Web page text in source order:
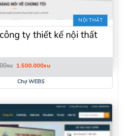
NỘI THẤT
ty thiết kế nội thất
xu Giá
là:
2.500.000xu.
1.500.000xuGiá
tại
Chợ WEBS